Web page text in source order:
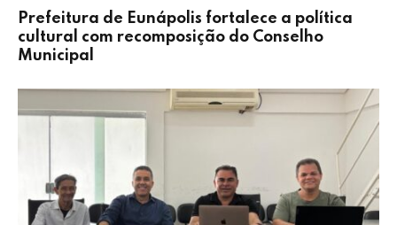
Prefeitura de Eunápolis fortalece a política
cultural com recomposição do Conselho
Municipal